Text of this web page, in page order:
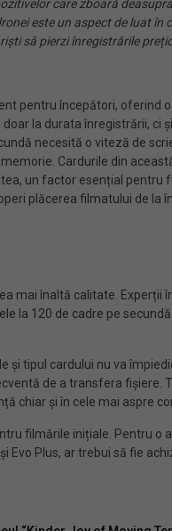
care zboară
este un aspect de luat în
să pierzi înregistrările
pentru începători, oferind
la durata înregistrării, ci
necesită o viteză de
Cardurile din
un factor esențial
plăcerea filmatului de la
mai înaltă calitate. Experții
la 120 de cadre pe
și tipul cardului nu va
de a transfera fișiere.
chiar și în cele mai aspre
filmările inițiale. Pentru o
Evo Plus, ar trebui să fie